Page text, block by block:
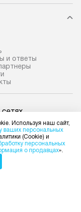
и ответы
Используя наш сайт,
ваших персональных
(Cookie) и
персональных
о продавцах».